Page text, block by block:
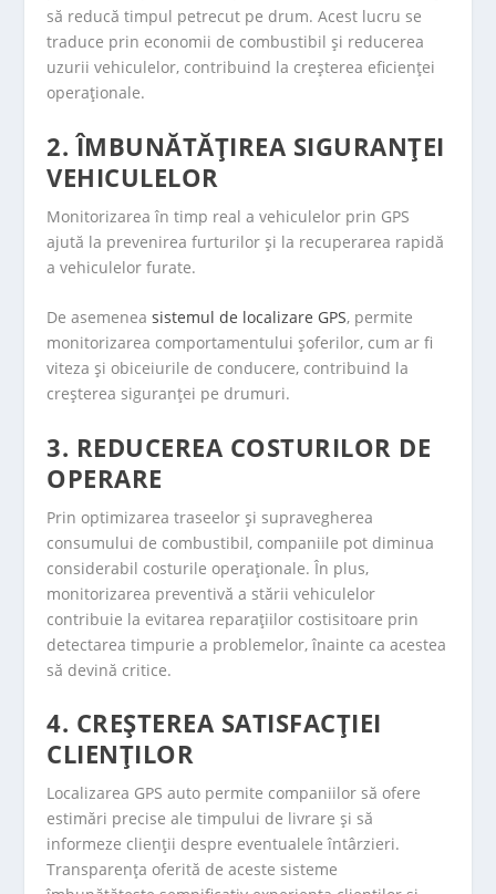
să reducă timpul petrecut pe drum. Acest lucru se
traduce prin economii de combustibil și reducerea
uzurii vehiculelor, contribuind la creșterea eficienței
operaționale.
2. ÎMBUNĂTĂȚIREA SIGURANȚEI
VEHICULELOR
Monitorizarea în timp real a vehiculelor prin GPS
ajută la prevenirea furturilor și la recuperarea rapidă
a vehiculelor furate.
De asemeneasistemul de localizare GPS, permite
monitorizarea comportamentului șoferilor, cum ar fi
viteza și obiceiurile de conducere, contribuind la
creșterea siguranței pe drumuri.
3. REDUCEREA COSTURILOR DE
OPERARE
Prin optimizarea traseelor și supravegherea
consumului de combustibil, companiile pot diminua
considerabil costurile operaționale. În plus,
monitorizarea preventivă a stării vehiculelor
contribuie la evitarea reparațiilor costisitoare prin
detectarea timpurie a problemelor, înainte ca acestea
să devină critice.
4. CREȘTEREA SATISFACȚIEI
CLIENȚILOR
Localizarea GPS auto permite companiilor să ofere
estimări precise ale timpului de livrare și să
informeze clienții despre eventualele întârzieri.
Transparența oferită de aceste sisteme